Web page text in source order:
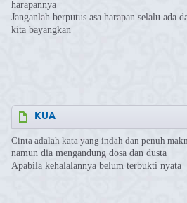
harapannya
Janganlah berputus asa harapan selalu ada
kita bayangkan
KUA
Cinta adalah kata yang indah dan penuh
namun dia mengandung dosa dan dusta
Apabila kehalalannya belum terbukti nyata